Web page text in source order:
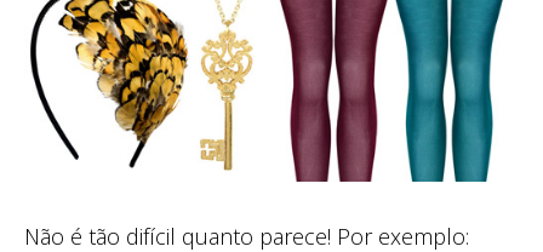
Não é tão difícil quanto parece! Por exemplo: